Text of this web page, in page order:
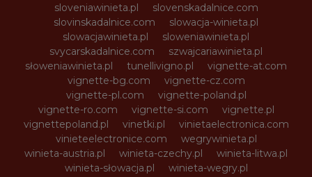
sloveniawinieta.pl
slovenskadalnice.com
slovinskadalnice.com
slowacja-winieta.pl
slowacjawinieta.pl
sloweniawinieta.pl
svycarskadalnice.com
szwajcariawinieta.pl
słoweniawinieta.pl
tunellivigno.pl
vignette-at.com
vignette-bg.com
vignette-cz.com
vignette-pl.com
vignette-poland.pl
vignette-ro.com
vignette-si.com
vignette.pl
vignettepoland.pl
vinetki.pl
vinietaelectronica.com
vinieteelectronice.com
wegrywinieta.pl
winieta-austria.pl
winieta-czechy.pl
winieta-litwa.pl
winieta-słowacja.pl
winieta-wegry.pl